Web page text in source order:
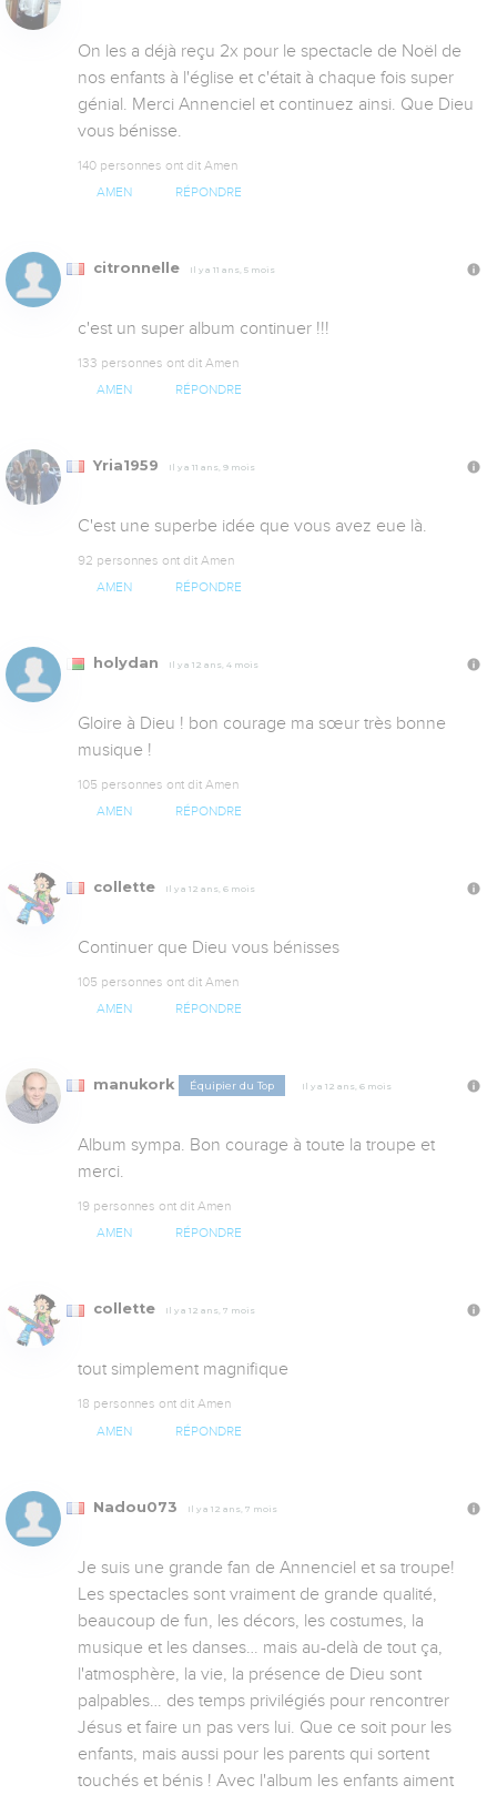
On les a déjà reçu 2x pour le spectacle de Noël de
nos enfants à l'église et c'était à chaque fois super
génial. Merci Annenciel et continuez ainsi. Que Dieu
vous bénisse.
140 personnes ont dit Amen
AMEN RÉPONDRE
citronnelle Il y a 11 ans, 5 mois
c'est un super album continuer !!!
133 personnes ont dit Amen
AMEN RÉPONDRE
Yria1959 Il y a 11 ans, 9 mois
C'est une superbe idée que vous avez eue là.
92 personnes ont dit Amen
AMEN RÉPONDRE
holydan Il y a 12 ans, 4 mois
Gloire à Dieu ! bon courage ma sœur très bonne
musique !
105 personnes ont dit Amen
AMEN RÉPONDRE
collette Il y a 12 ans, 6 mois
Continuer que Dieu vous bénisses
105 personnes ont dit Amen
AMEN RÉPONDRE
manukork Équipier du Top Il y a 12 ans, 6 mois
Album sympa. Bon courage à toute la troupe et
merci.
19 personnes ont dit Amen
AMEN RÉPONDRE
collette Il y a 12 ans, 7 mois
tout simplement magnifique
18 personnes ont dit Amen
AMEN RÉPONDRE
Nadou073 Il y a 12 ans, 7 mois
Je suis une grande fan de Annenciel et sa troupe!
Les spectacles sont vraiment de grande qualité,
beaucoup de fun, les décors, les costumes, la
musique et les danses… mais au-delà de tout ça,
l'atmosphère, la vie, la présence de Dieu sont
palpables… des temps privilégiés pour rencontrer
Jésus et faire un pas vers lui. Que ce soit pour les
enfants, mais aussi pour les parents qui sortent
touchés et bénis ! Avec l'album les enfants aiment